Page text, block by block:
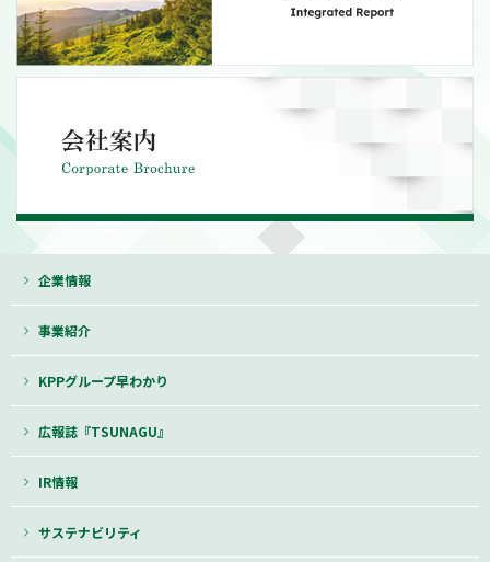
企業情報
事業紹介
KPPグループ早わかり
広報誌『TSUNAGU』
IR情報
サステナビリティ